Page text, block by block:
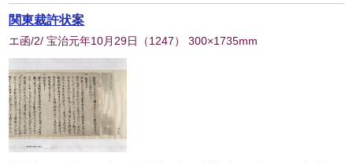
関東裁許状案
エ函/2/ 宝治元年10月29日 （1247） 300×1735mm